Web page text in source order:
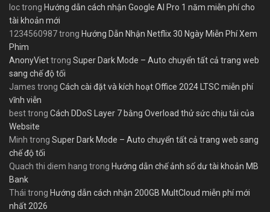
loctrong Hướng dẫn cách nhận Google AI Pro 1 năm miễn phí cho
tài khoản mới
1234560987trong Hướng Dẫn Nhận Netflix 30 Ngày Miễn Phí Xem
Phim
AnonyViettrong Super Dark Mode – Auto chuyển tất cả trang web
sang chế độ tối
James trong Cách cài đặt và kích hoạt Office 2024 LTSC miễn phí
vĩnh viễn
besttrong Cách DDoS Layer 7 bằng Overload thử sức chịu tải của
Website
Minh trong Super Dark Mode – Auto chuyển tất cả trang web sang
chế độ tối
Quach thi diem hang trong Hướng dẫn chế ảnh số dư tài khoản MB
Bank
Thái trong Hướng dẫn cách nhận 200GB MultCloud miễn phí mới
nhất 2026